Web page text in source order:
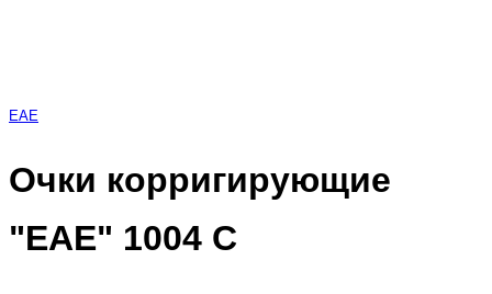
EAE
Очки корригирующие
"EAE" 1004 С